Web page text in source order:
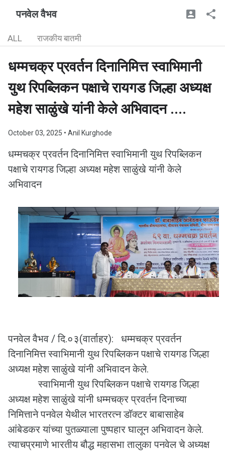
पनवेल वैभव
ALL राजकीय बातमी
धम्मचक्र प्रवर्तन दिनानिमित्त स्वाभिमानी
युथ रिपब्लिकन पक्षाचे रायगड जिल्हा अध्यक्ष
महेश साळुंखे यांनी केले अभिवादन ....
October 03, 2025 • Anil Kurghode
धम्मचक्र प्रवर्तन दिनानिमित्त स्वाभिमानी युथ रिपब्लिकन
पक्षाचे रायगड जिल्हा अध्यक्ष महेश साळुंखे यांनी केले
अभिवादन
पनवेल वैभव / दि.०३(वार्ताहर): धम्मचक्र प्रवर्तन
दिनानिमित्त स्वाभिमानी युथ रिपब्लिकन पक्षाचे रायगड जिल्हा
अध्यक्ष महेश साळुंखे यांनी अभिवादन केले.
स्वाभिमानी युथ रिपब्लिकन पक्षाचे रायगड जिल्हा
अध्यक्ष महेश साळुंखे यांनी धम्मचक्र प्रवर्तन दिनाच्या
निमित्ताने पनवेल येथील भारतरत्न डॉक्टर बाबासाहेब
आंबेडकर यांच्या पुतळ्याला पुष्पहार घालून अभिवादन केले.
त्याचप्रमाणे भारतीय बौद्ध महासभा तालुका पनवेल चे अध्यक्ष